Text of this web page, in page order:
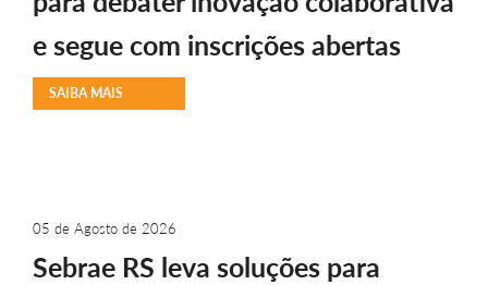
e segue com inscrições abertas
SAIBA MAIS
05 de Agosto de 2026
Sebrae RS leva soluções para